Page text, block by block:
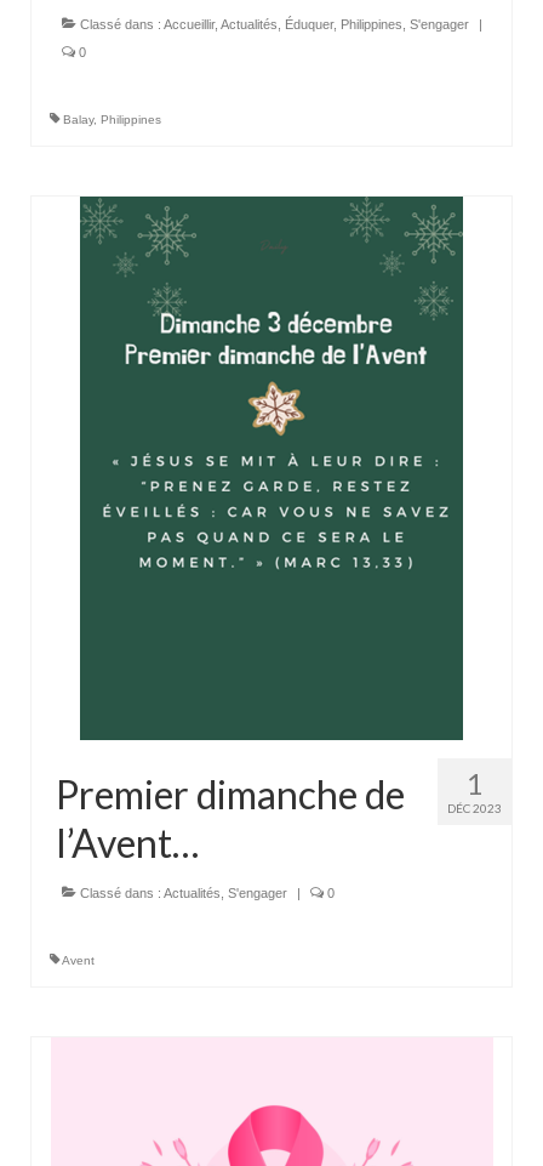
Classé dans : Accueillir, Actualités Éduquer, Philippines S'engager
0
Balay, Philippines
1
DÉC 2023
Premier dimanche de
l’Avent…
Classé dans : Actualités S'engager 0
Avent